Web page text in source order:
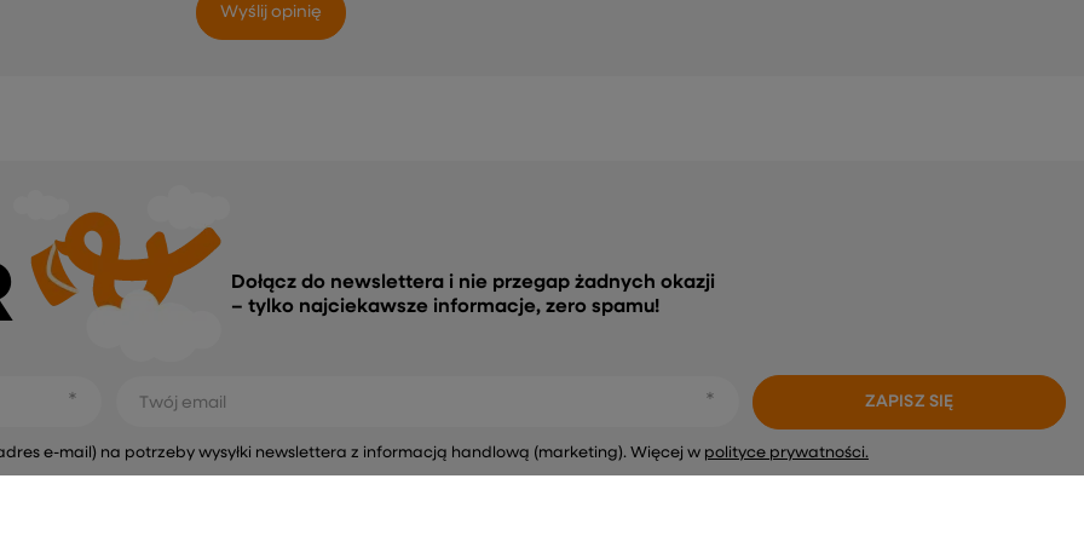
Wyślij opinię
Dołącz do newslettera i nie przegap żadnych okazji
– tylko najciekawsze informacje, zero spamu!
Twój email
e-mail) na potrzeby wysyłki newslettera z informacją handlową (marketing). Więcej w polityce prywatności.
ZAPISZ SIĘ